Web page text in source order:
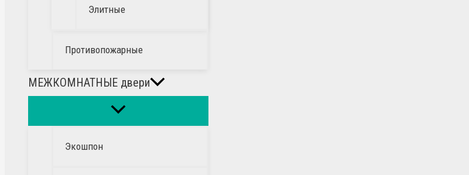
Элитные
Противопожарные
МЕЖКОМНАТНЫЕ двери
Экошпон